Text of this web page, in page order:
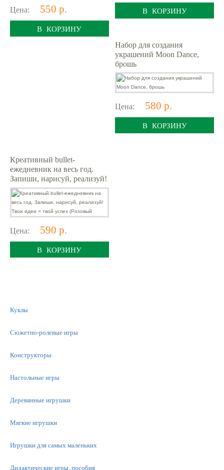
Цена: 550 р.
В КОРЗИНУ
В КОРЗИНУ
Набор для создания
украшений Moon Dance,
брошь
Цена: 580 р.
В КОРЗИНУ
Креативный bullet-
ежедневник на весь год.
Запиши, нарисуй, реализуй!
Твои идеи = твой успех
(Розовый
Цена: 590 р.
В КОРЗИНУ
Куклы
Сюжетно-ролевые игры
Конструкторы
Настольные игры
Деревянные игрушки
Мягкие игрушки
Игрушки для самых маленьких
Дидактические игры, пособия